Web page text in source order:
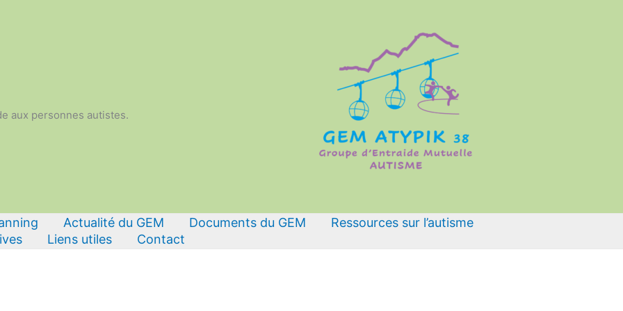
aux personnes autistes.
Actualité du GEM Documents du GEM
Ressources sur l’autisme
Liens utiles Contact